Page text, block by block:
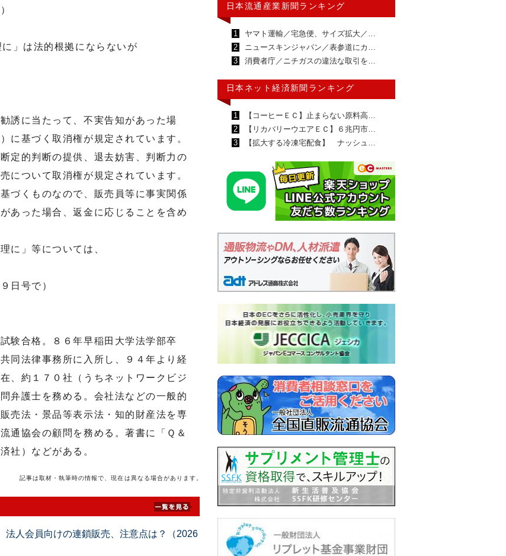
」は法的根拠にならないが
誘に当たって、不実告知があった場
に基づく取消権が規定されています。
定的判断の提供、退去妨害、判断力の
について取消権が規定されています。
づくものなので、販売員等に事実関係
あった場合、返金に応じることを含め
に」等については、
日号で）
験合格。８６年早稲田大学法学部卒
同法律事務所に入所し、９４年より経
、約１７０社（うちネットワークビジ
弁護士を務める。会社法などの一般的
売法・景品等表示法・知的財産法を専
通協会の顧問を務める。著書に「Ｑ＆
社）などがある。
記事は取材・執筆時の情報で、現在は異なる場合があります。
人会員向けの連鎖販売、注意点は？（2026
日本流通産業新聞ランキング
1
ヤマト運輸／宅急便、サイズ拡大／…
2
ニュースキンジャパン／表参道にカ…
3
消費者庁／ニチガスの違法な取引を…
日本ネット経済新聞ランキング
1
【コーヒーＥＣ】止まらない原料高…
2
【リカバリーウエアＥＣ】６兆円市…
3
【拡大する冷凍宅配食】 ナッシュ…